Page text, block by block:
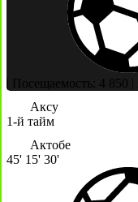
Посещаемость: 4 850
Аксу
1-й тайм
Актобе
45' 15' 30'